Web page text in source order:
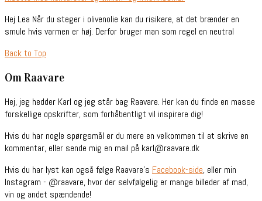
Hej Lea Når du steger i olivenolie kan du risikere, at det brænder en
smule hvis varmen er høj. Derfor bruger man som regel en neutral
Back to Top
Om Raavare
Hej, jeg hedder Karl og jeg står bag Raavare. Her kan du finde en masse
forskellige opskrifter, som forhåbentligt vil inspirere dig!
Hvis du har nogle spørgsmål er du mere en velkommen til at skrive en
kommentar, eller sende mig en mail på karl@raavare.dk
Hvis du har lyst kan også følge Raavare’s Facebook-side, eller min
Instagram - @raavare, hvor der selvfølgelig er mange billeder af mad,
vin og andet spændende!